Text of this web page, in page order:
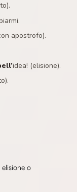
apostrofo).
idea! (elisione).
o